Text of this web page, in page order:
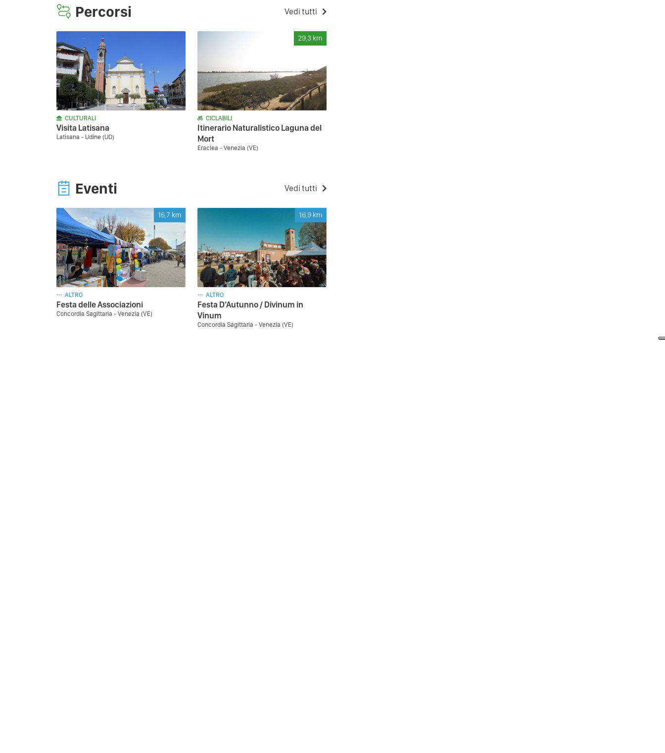
Percorsi Vedi tutti
CULTURALI
Visita Latisana
Latisana - Udine (UD)
29,3 km
CICLABILI
Itinerario Naturalistico Laguna del
Mort
Eraclea - Venezia (VE)
Eventi Vedi tutti
16,7 km
ALTRO
Festa delle Associazioni
Concordia Sagittaria - Venezia (VE)
16,9 km
ALTRO
Festa D’Autunno / Divinum in
Vinum
Concordia Sagittaria - Venezia (VE)